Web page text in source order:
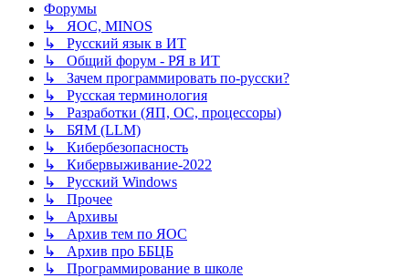
Форумы
↳ ЯОС, MINOS
↳ Русский язык в ИТ
↳ Общий форум - РЯ в ИТ
↳ Зачем программировать по-русски?
↳ Русская терминология
↳ Разработки (ЯП, ОС, процессоры)
↳ БЯМ (LLM)
↳ Кибербезопасность
↳ Кибервыживание-2022
↳ Русский Windows
↳ Прочее
↳ Архивы
↳ Архив тем по ЯОС
↳ Архив про ББЦБ
↳ Программирование в школе